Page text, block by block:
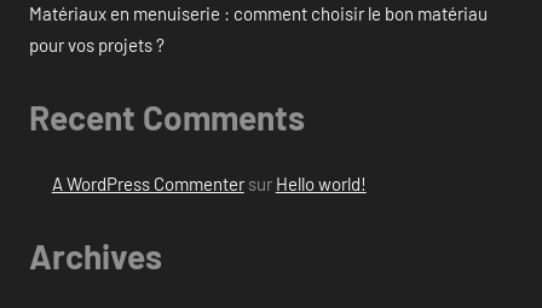
Matériaux en menuiserie : comment choisir le bon matériau
pour vos projets ?
Recent Comments
A WordPress Commentersur Hello world!
Archives